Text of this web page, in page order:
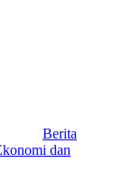
Berita
dan